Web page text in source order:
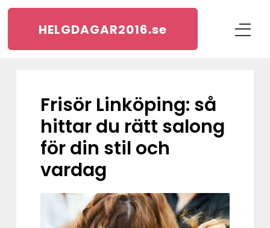
HELGDAGAR2016.se
Frisör Linköping: så
hittar du rätt salong
för din stil och
vardag